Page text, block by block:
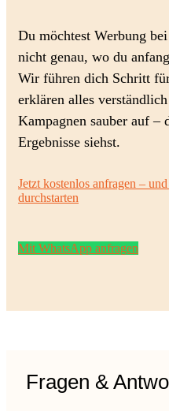
Du möchtest Werbung
nicht genau, wo du
Wir führen dich Schritt
erklären alles
Kampagnen sauber auf –
Ergebnisse siehst.
Jetzt kostenlos anfragen –
durchstarten
Mit WhatsApp anfragen
Fragen &